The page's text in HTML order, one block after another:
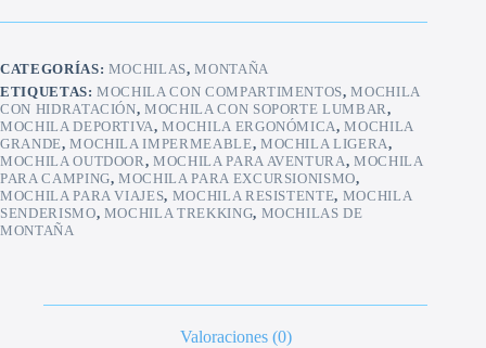
CATEGORÍAS: MOCHILAS,MONTAÑA
ETIQUETAS:MOCHILA CON COMPARTIMENTOS,MOCHILA
CON HIDRATACIÓN,MOCHILA CON SOPORTE LUMBAR,
MOCHILA DEPORTIVA,MOCHILA ERGONÓMICA,MOCHILA
GRANDE,MOCHILA IMPERMEABLE, MOCHILA LIGERA,
MOCHILA OUTDOOR,MOCHILA PARA AVENTURA,MOCHILA
PARA CAMPING,MOCHILA PARA EXCURSIONISMO,
MOCHILA PARA VIAJES, MOCHILA RESISTENTE, MOCHILA
SENDERISMO, MOCHILA TREKKING, MOCHILAS DE
MONTAÑA
Valoraciones (0)